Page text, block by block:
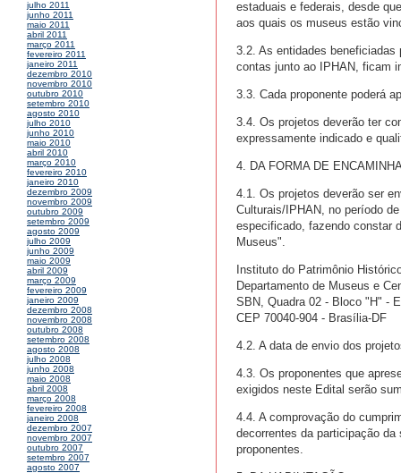
julho 2011
junho 2011
maio 2011
abril 2011
março 2011
fevereiro 2011
janeiro 2011
dezembro 2010
novembro 2010
outubro 2010
setembro 2010
agosto 2010
julho 2010
junho 2010
maio 2010
abril 2010
março 2010
fevereiro 2010
janeiro 2010
dezembro 2009
novembro 2009
outubro 2009
setembro 2009
agosto 2009
julho 2009
junho 2009
maio 2009
abril 2009
março 2009
fevereiro 2009
janeiro 2009
dezembro 2008
novembro 2008
outubro 2008
setembro 2008
agosto 2008
julho 2008
junho 2008
maio 2008
abril 2008
março 2008
fevereiro 2008
janeiro 2008
dezembro 2007
novembro 2007
outubro 2007
setembro 2007
agosto 2007
estaduais e federais, desde
aos quais os museus estão
3.2. As entidades beneficiadas
contas junto ao IPHAN, ficam
3.3. Cada proponente poderá
3.4. Os projetos deverão ter
expressamente indicado e
4. DA FORMA DE
4.1. Os projetos deverão ser
Culturais/IPHAN, no período
especificado, fazendo constar
Museus".
Instituto do Patrimônio
Departamento de Museus e
SBN, Quadra 02 - Bloco "H" -
CEP 70040-904 - Brasília-DF
4.2. A data de envio dos
4.3. Os proponentes que
exigidos neste Edital serão
4.4. A comprovação do
decorrentes da participação
proponentes.